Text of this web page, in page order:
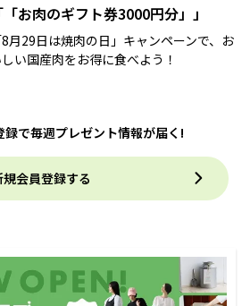
「お肉のギフト券3000円分」」
8月29日は焼肉の日」キャンペーンで、お
い国産肉をお得に食べよう！
録で毎週プレゼント情報が届く!
規会員登録する